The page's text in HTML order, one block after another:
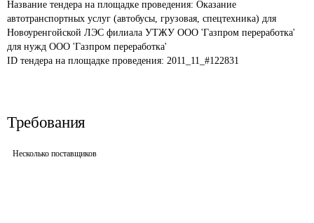
Название тендера на площадке проведения: Оказание
автотранспортных услуг (автобусы, грузовая, спецтехника) для
Новоуренгойской ЛЭС филиала УТЖУ ООО 'Газпром переработка'
для нужд ООО 'Газпром переработка'
ID тендера на площадке проведения: 2011_11_#122831
Требования
Несколько поставщиков